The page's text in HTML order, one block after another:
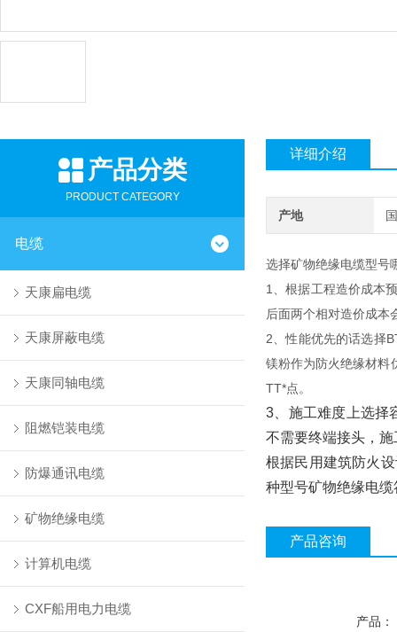
产品分类
PRODUCT CATEGORY
电缆
天康扁电缆
天康屏蔽电缆
天康同轴电缆
阻燃铠装电缆
防爆通讯电缆
矿物绝缘电缆
计算机电缆
CXF船用电力电缆
详细介绍
产地
选择矿物绝缘电缆型号
1、根据工程造价成本
后面两个相对造价成本
2、性能优先的话选择
镁粉作为防火绝缘材料
TT*点。
3、施工难度上选择
不需要终端接头，
根据民用建筑防火
种型号矿物绝缘电
产品咨询
产品：